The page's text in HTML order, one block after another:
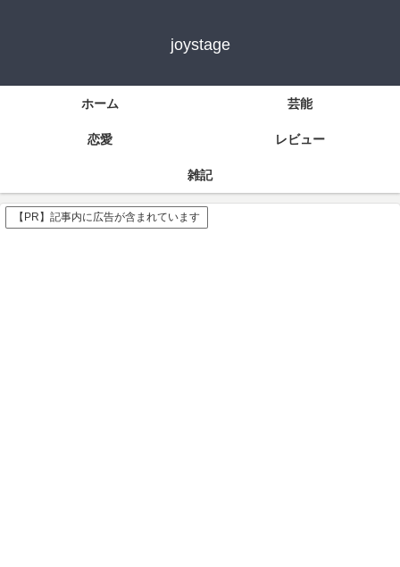
joystage
ホーム 芸能
恋愛 レビュー
雑記
【PR】記事内に広告が含まれています